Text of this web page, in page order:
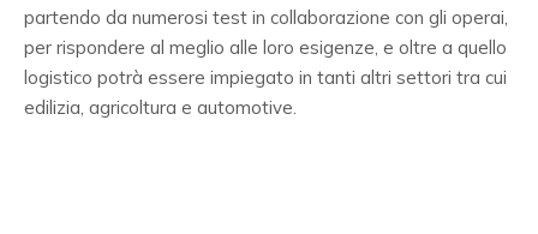
partendo da numerosi test in collaborazione con gli operai,
per rispondere al meglio alle loro esigenze, e oltre a quello
logistico potrà essere impiegato in tanti altri settori tra cui
edilizia, agricoltura e automotive.